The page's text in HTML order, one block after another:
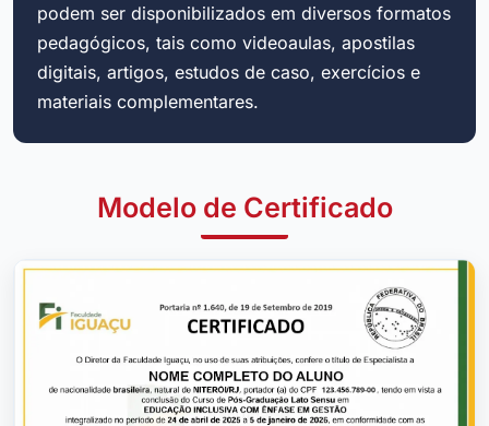
podem ser disponibilizados em diversos formatos
pedagógicos, tais como videoaulas, apostilas
digitais, artigos, estudos de caso, exercícios e
materiais complementares.
Modelo de Certificado